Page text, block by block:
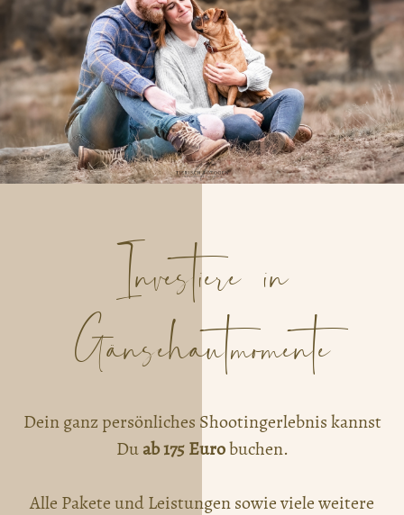
Investiere in
Gänsehautmomente
Dein ganz persönliches Shootingerlebnis kannst
Du ab 175 Eurobuchen.
Alle Pakete und Leistungen sowie viele weitere